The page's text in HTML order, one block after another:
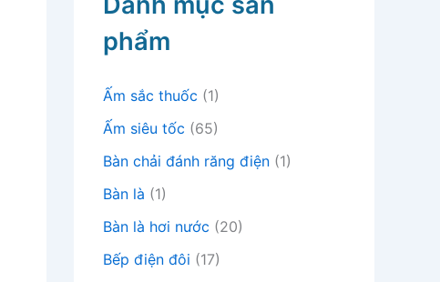
phẩm
Ấm sắc thuốc (1)
Ấm siêu tốc (65)
Bàn chải đánh răng điện (1)
Bàn là (1)
Bàn là hơi nước (20)
Bếp điện đôi (17)